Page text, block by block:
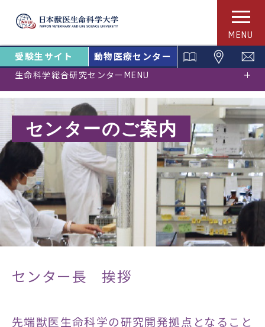
MENU
受験生サイト 動物医療センター
生命科学総合研究センターMENU
センターのご案内
センター長 挨拶
先端獣医生命科学の研究開発拠点となること